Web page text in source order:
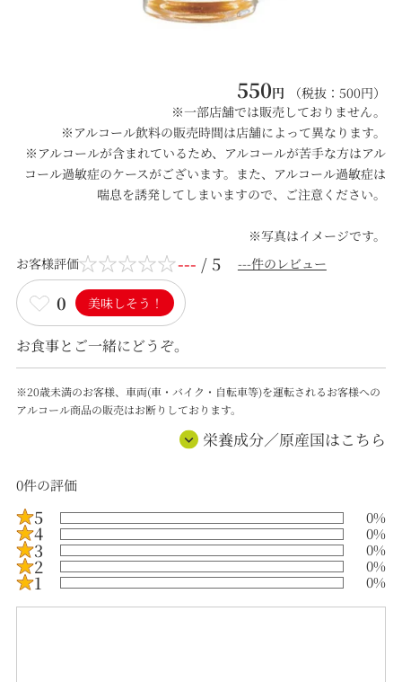
550円 （税抜：500円）
※一部店舗では販売しておりません。
※アルコール飲料の販売時間は店舗によって異なります。
※アルコールが含まれているため、アルコールが苦手な方はアル
コール過敏症のケースがございます。また、アルコール過敏症は
喘息を誘発してしまいますので、ご注意ください。
※写真はイメージです。
お客様評価
--- / 5 ---件のレビュー
0 美味しそう！
お食事とご一緒にどうぞ。
※20歳未満のお客様、車両(車・バイク・自転車等)を運転されるお客様への
アルコール商品の販売はお断りしております。
栄養成分／原産国はこちら
0件の評価
5 0%
4 0%
3 0%
2 0%
1 0%